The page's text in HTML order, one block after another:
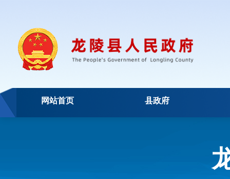
网站首页 县政府